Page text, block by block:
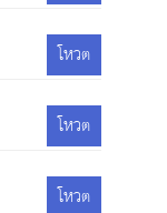
โหวต
โหวต
โหวต